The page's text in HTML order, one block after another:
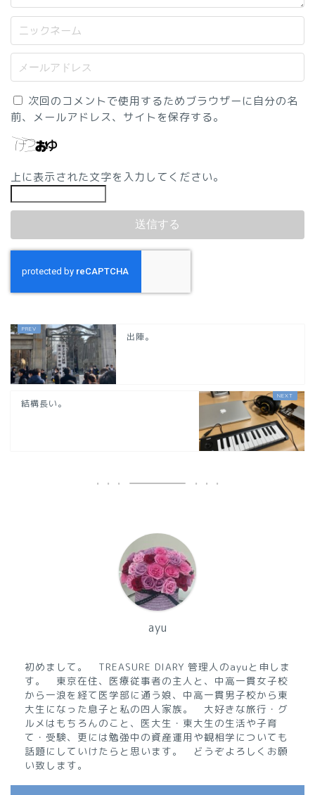
次回のコメントで使用するためブラウザーに自分の名
前、メールアドレス、サイトを保存する。
上に表示された文字を入力してください。
出陣。
結構長い。
ayu
初めまして。 TREASURE DIARY 管理人のayuと申しま
す。 東京在住、医療従事者の主人と、中高一貫女子校
から一浪を経て医学部に通う娘、中高一貫男子校から東
大生になった息子と私の四人家族。 大好きな旅行・グ
ルメはもちろんのこと、医大生・東大生の生活や子育
て・受験、更には勉強中の資産運用や観相学についても
話題にしていけたらと思います。 どうぞよろしくお願
い致します。